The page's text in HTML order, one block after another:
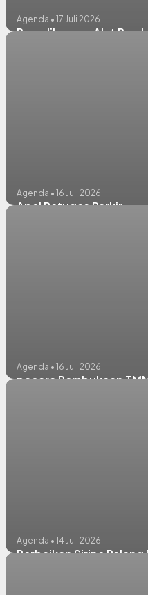
Agenda • 17 Juli 2026
Pemeliharaan Alat
Agenda • 16 Juli 2026
Apel Petugas Parkir
Agenda • 16 Juli 2026
pacara Pembukaan
Agenda • 14 Juli 2026
Perbaikan Sirine